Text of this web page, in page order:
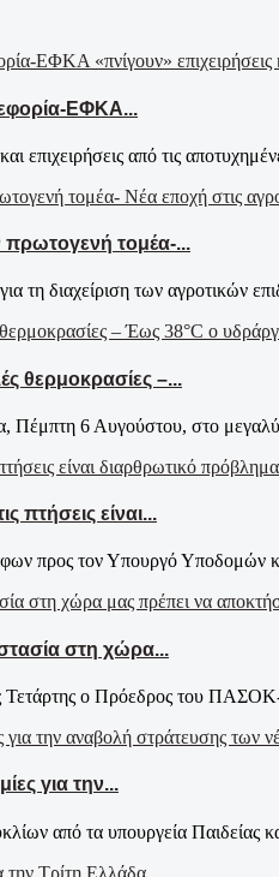
εφορία-ΕΦΚΑ...
επιχειρήσεις από τις
πρωτογενή τομέα-...
τη διαχείριση των αγροτικών
θερμοκρασίες –...
Πέμπτη 6 Αυγούστου, στο
πτήσεις είναι...
προς τον Υπουργό Υποδομών
στη χώρα...
Τετάρτης ο Πρόεδρος του
για την...
από τα υπουργεία Παιδείας
Ελλάδα